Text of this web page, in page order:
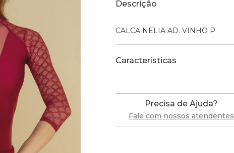
Descrição
CALCA NELIA AD. VINHO P
Características
Precisa de Ajuda?
Fale com nossos atendentes